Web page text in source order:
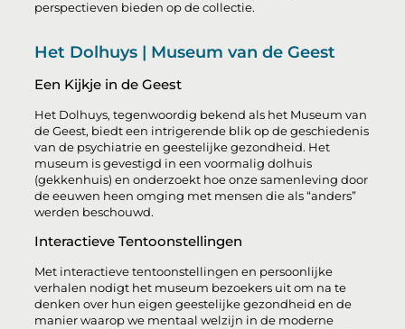
perspectieven bieden op de collectie.
Het Dolhuys | Museum van de Geest
Een Kijkje in de Geest
Het Dolhuys, tegenwoordig bekend als het Museum van
de Geest, biedt een intrigerende blik op de geschiedenis
van de psychiatrie en geestelijke gezondheid. Het
museum is gevestigd in een voormalig dolhuis
(gekkenhuis) en onderzoekt hoe onze samenleving door
de eeuwen heen omging met mensen die als “anders”
werden beschouwd.
Interactieve Tentoonstellingen
Met interactieve tentoonstellingen en persoonlijke
verhalen nodigt het museum bezoekers uit om na te
denken over hun eigen geestelijke gezondheid en de
manier waarop we mentaal welzijn in de moderne